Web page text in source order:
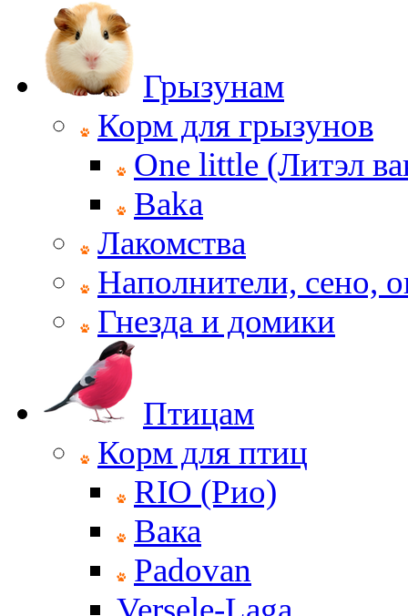
Грызунам
Корм для грызунов
One little (Литэл
Baka
Лакомства
Наполнители, сено,
Гнезда и домики
Птицам
Корм для птиц
RIO (Рио)
Вака
Padovan